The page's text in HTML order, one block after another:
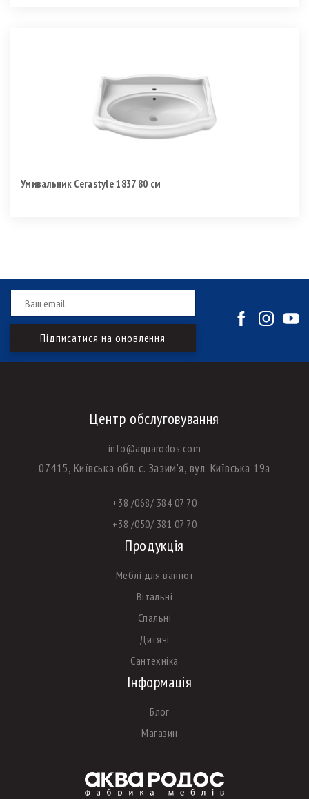
Умивальник Cerastyle 1837 80 см
Центр обслуговування
info@aquarodos.com
07415, Київська обл. с. Зазим'я, вул. Київська 19а
+38 /068/ 384 07 70
+38 /050/ 381 07 70
Продукція
Меблі для ванної
Вітальні
Спальні
Дитячі
Сантехніка
Інформація
Блог
Магазин